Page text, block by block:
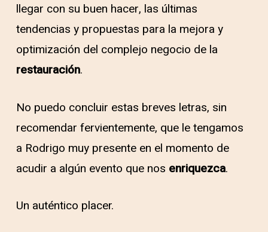
llegar con su buen hacer, las últimas
tendencias y propuestas para la mejora y
optimización del complejo negocio de la
restauración.
No puedo concluir estas breves letras, sin
recomendar fervientemente, que le tengamos
a Rodrigo muy presente en el momento de
acudir a algún evento que nos enriquezca.
Un auténtico placer.